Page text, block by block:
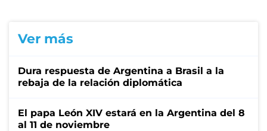
Ver más
Dura respuesta de Argentina a Brasil a la
rebaja de la relación diplomática
El papa León XIV estará en la Argentina del 8
al 11 de noviembre